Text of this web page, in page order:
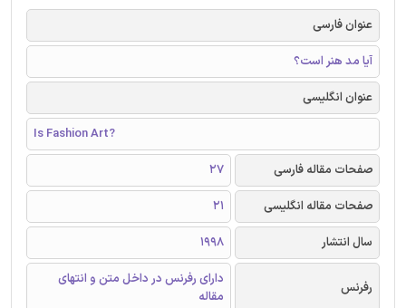
عنوان فارسی
آیا مد هنر است؟
عنوان انگلیسی
Is Fashion Art?
صفحات مقاله فارسی
27
صفحات مقاله انگلیسی
21
سال انتشار
1998
رفرنس
دارای رفرنس در داخل متن و انتهای
مقاله